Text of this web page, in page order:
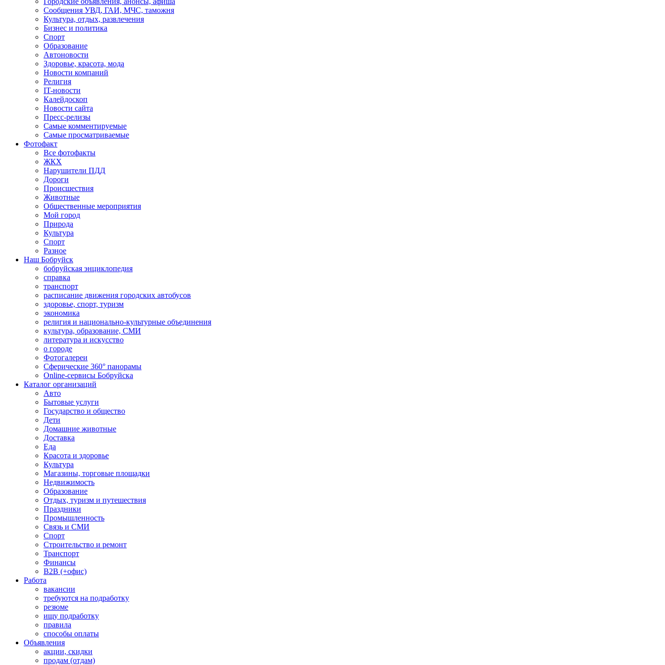
Сообщения УВД, ГАИ, МЧС, таможня
Культура, отдых, развлечения
Бизнес и политика
Спорт
Образование
Автоновости
Здоровье, красота, мода
Новости компаний
Религия
IT-новости
Калейдоскоп
Новости сайта
Пресс-релизы
Самые комментируемые
Самые просматриваемые
Фотофакт
Все фотофакты
ЖКХ
Нарушители ПДД
Дороги
Происшествия
Животные
Общественные мероприятия
Мой город
Природа
Культура
Спорт
Разное
Наш Бобруйск
бобруйская энциклопедия
справка
транспорт
расписание движения городских автобусов
здоровье, спорт, туризм
экономика
религия и национально-культурные объединения
культура, образование, СМИ
литература и искусство
о городе
Фотогалереи
Сферические 360° панорамы
Online-сервисы Бобруйска
Каталог организаций
Авто
Бытовые услуги
Государство и общество
Дети
Домашние животные
Доставка
Еда
Красота и здоровье
Культура
Магазины, торговые площадки
Недвижимость
Образование
Отдых, туризм и путешествия
Праздники
Промышленность
Связь и СМИ
Спорт
Строительство и ремонт
Транспорт
Финансы
B2B (+офис)
Работа
вакансии
требуются на подработку
резюме
ищу подработку
правила
способы оплаты
Объявления
акции, скидки
продам (отдам)